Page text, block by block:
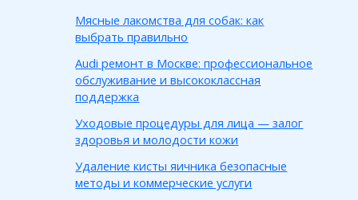
Мясные лакомства для собак: как
выбрать правильно
Audi ремонт в Москве: профессиональное
обслуживание и высококлассная
поддержка
Уходовые процедуры для лица — залог
здоровья и молодости кожи
Удаление кисты яичника безопасные
методы и коммерческие услуги